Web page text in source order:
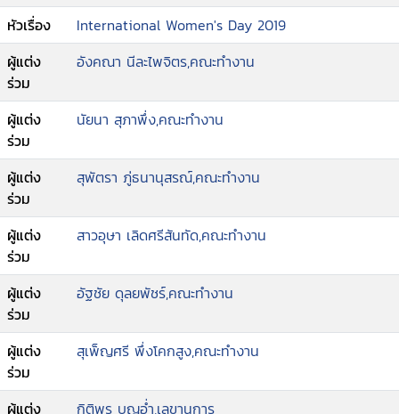
หัวเรื่อง
International Women's Day 2019
ผู้แต่ง
ร่วม
อังคณา นีละไพจิตร,คณะทำงาน
ผู้แต่ง
ร่วม
นัยนา สุภาพึ่ง,คณะทำงาน
ผู้แต่ง
ร่วม
สุพัตรา ภู่ธนานุสรณ์,คณะทำงาน
ผู้แต่ง
ร่วม
สาวอุษา เลิดศรีสันทัด,คณะทำงาน
ผู้แต่ง
ร่วม
อัฐชัย ดุลยพัชร์,คณะทำงาน
ผู้แต่ง
ร่วม
สุเพ็ญศรี พึ่งโคกสูง,คณะทำงาน
ผู้แต่ง
กิติพร บุญอ่ำ,เลขานุการ